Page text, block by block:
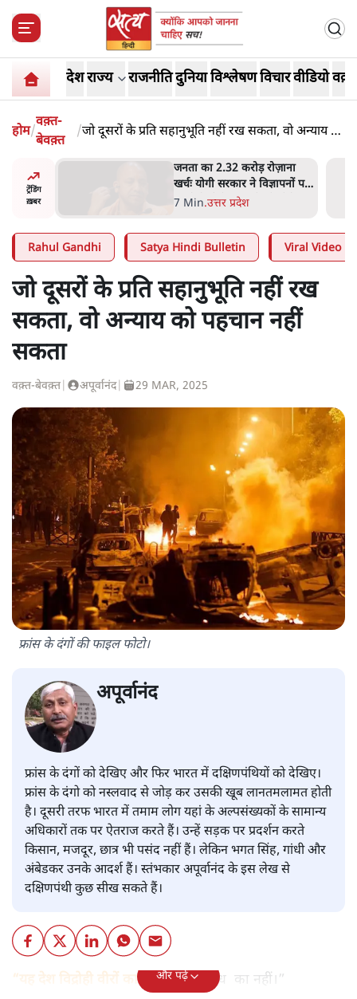
देशराज्य राजनीतिदुनियाविश्लेषणविचारवीडियो
होम/
वक़्त-
बेवक़्त
/जो दूसरों के प्रति सहानुभूति नहीं रख सकता, वो अन्याय को
ट्रेंडिंग
ख़बर
जनता का 2.32 करोड़ रोज़ाना
खर्चः योगी सरकार ने विज्ञापनों पर
उड़ाने में मोदी 3.0 को भी पीछे
7 Min.उत्तर प्रदेश
Rahul Gandhi Satya Hindi Bulletin Viral Video
जो दूसरों के प्रति सहानुभूति नहीं रख
सकता, वो अन्याय को पहचान नहीं
सकता
वक़्त-बेवक़्त अपूर्वानंद| 29 MAR, 2025
फ्रांस के दंगों की फाइल फोटो।
अपूर्वानंद
फ्रांस के दंगों को देखिए और फिर भारत में दक्षिणपंथियों को देखिए।
फ्रांस के दंगो को नस्लवाद से जोड़ कर उसकी खूब लानतमलामत होती
है। दूसरी तरफ भारत में तमाम लोग यहां के अल्पसंख्यकों के सामान्य
अधिकारों तक पर ऐतराज करते हैं। उन्हें सड़क पर प्रदर्शन करते
किसान, मजदूर, छात्र भी पसंद नहीं हैं। लेकिन भगत सिंह, गांधी और
अंबेडकर उनके आदर्श हैं। स्तंभकार अपूर्वानंद के इस लेख से
दक्षिणपंथी कुछ सीख सकते हैं।
“यह देश विद्रोही वीरों कादीवाना है, विरोध का नहीं।”
और पढ़ें